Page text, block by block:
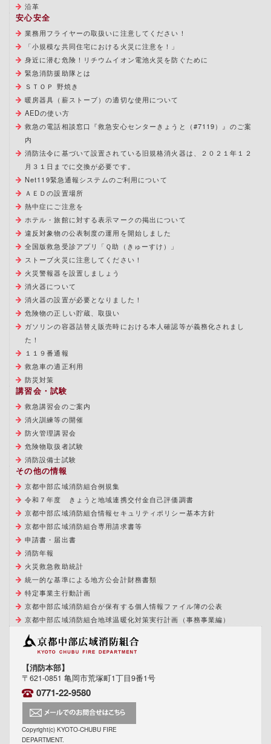
沿革
安心安全
業務用フライヤーの取扱いに注意してください！
「小規模な共同住宅における火災に注意を！」
身近に潜む危険！リチウムイオン電池火災を防ぐために
緊急消防援助隊とは
ＳＴＯＰ 野焼き
暖房器具（薪ストーブ）の適切な使用について
AEDの使い方
救急の電話相談窓口『救急安心センターきょうと（#7119）』のご案
内
消防法令に基づいて設置されている旧規格消火器は、２０２１年１２
月３１日までに交換が必要です。
Net119緊急通報システムのご利用について
ＡＥＤの設置場所
熱中症にご注意を
ホテル・旅館に対する表示マークの掲出について
違反対象物の公表制度の運用を開始しました
全国版救急受診アプリ「Ｑ助（きゅーすけ）」
ストーブ火災に注意してください！
火災警報器を設置しましょう
消火器について
消火器の設置が必要となりました！
危険物の正しい貯蔵、取扱い
ガソリンの容器詰替え販売時における本人確認等が義務化されまし
た！
１１９番通報
救急車の適正利用
防災対策
講習会・試験
救急講習会のご案内
消火訓練等の開催
防火管理講習会
危険物取扱者試験
消防設備士試験
その他の情報
京都中部広域消防組合例規集
令和７年度 きょうと地域連携交付金自己評価調書
京都中部広域消防組合情報セキュリティポリシー基本方針
京都中部広域消防組合専用請求書等
申請書・届出書
消防年報
火災救急救助統計
統一的な基準による地方公会計財務書類
特定事業主行動計画
京都中部広域消防組合が保有する個人情報ファイル簿の公表
京都中部広域消防組合地球温暖化対策実行計画（事務事業編）
【消防本部】
〒621-0851 亀岡市荒塚町1丁目9番1号
0771-22-9580
Copyright(c) KYOTO-CHUBU FIRE
DEPARTMENT.